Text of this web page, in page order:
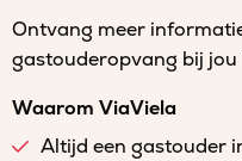
Ontvang meer
gastouderopvang bij jou
Waarom ViaViela
Altijd een gastouder